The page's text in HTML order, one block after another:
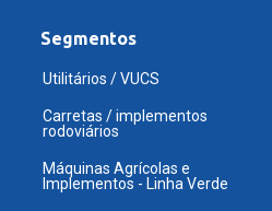
Segmentos
Utilitários / VUCS
Carretas / implementos
rodoviários
Máquinas Agrícolas e
Implementos - Linha Verde